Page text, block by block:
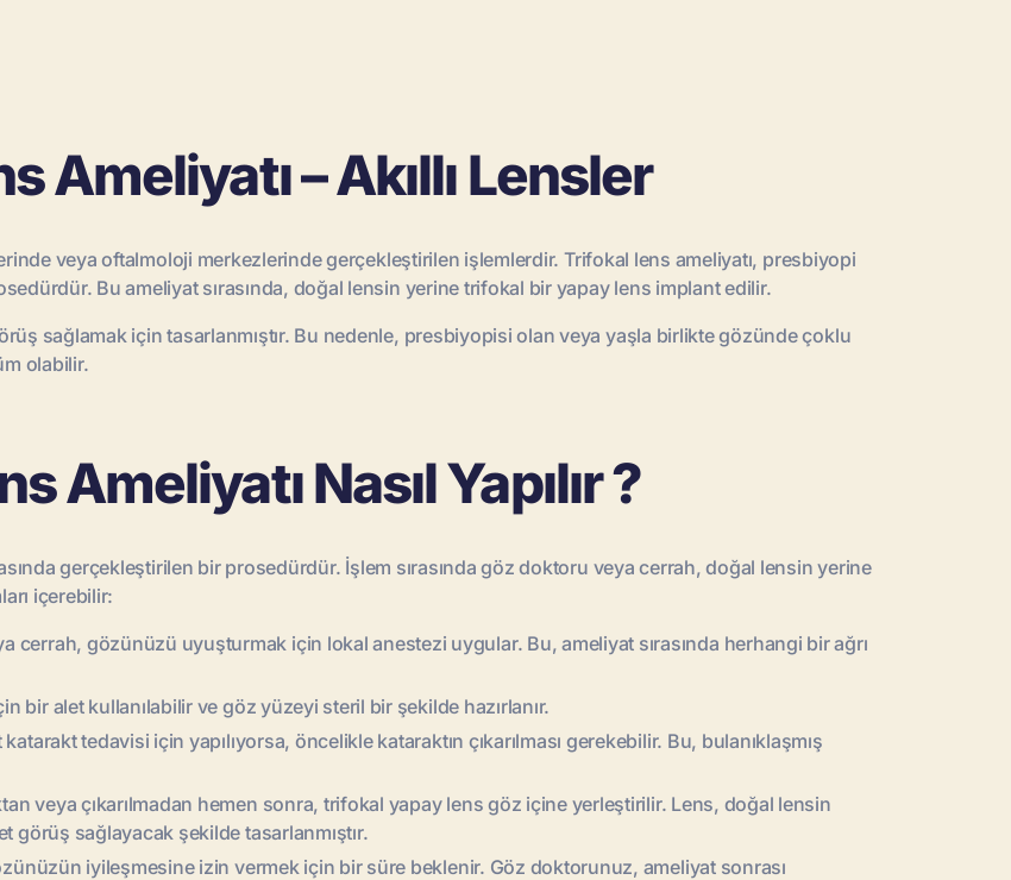
Ameliyatı – Akıllı Lensler
veya oftalmoloji merkezlerinde gerçekleştirilen işlemlerdir. Trifokal lens ameliyatı, presbiyopi
Bu ameliyat sırasında, doğal lensin yerine trifokal bir yapay lens implant edilir.
sağlamak için tasarlanmıştır. Bu nedenle, presbiyopisi olan veya yaşla birlikte gözünde çoklu
olabilir.
Ameliyatı Nasıl Yapılır ?
gerçekleştirilen bir prosedürdür. İşlem sırasında göz doktoru veya cerrah, doğal lensin yerine
içerebilir:
gözünüzü uyuşturmak için lokal anestezi uygular. Bu, ameliyat sırasında herhangi bir ağrı
bir alet kullanılabilir ve göz yüzeyi steril bir şekilde hazırlanır.
tedavisi için yapılıyorsa, öncelikle kataraktın çıkarılması gerekebilir. Bu, bulanıklaşmış
veya çıkarılmadan hemen sonra, trifokal yapay lens göz içine yerleştirilir. Lens, doğal lensin
görüş sağlayacak şekilde tasarlanmıştır.
iyileşmesine izin vermek için bir süre beklenir. Göz doktorunuz, ameliyat sonrası